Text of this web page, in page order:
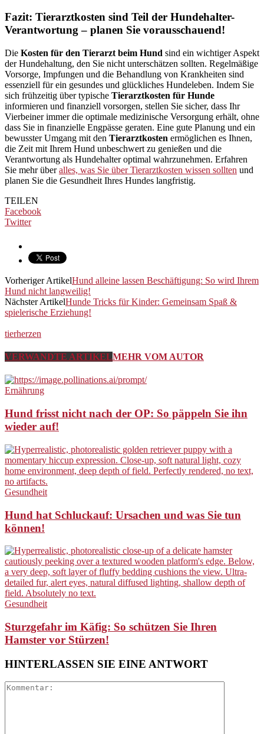
Fazit: Tierarztkosten sind Teil der Hundehalter-
Verantwortung – planen Sie vorausschauend!
Die Kosten für den Tierarzt beim Hund sind ein wichtiger Aspekt
der Hundehaltung, den Sie nicht unterschätzen sollten. Regelmäßige
Vorsorge, Impfungen und die Behandlung von Krankheiten sind
essenziell für ein gesundes und glückliches Hundeleben. Indem Sie
sich frühzeitig über typische Tierarztkosten für Hunde
informieren und finanziell vorsorgen, stellen Sie sicher, dass Ihr
Vierbeiner immer die optimale medizinische Versorgung erhält, ohne
dass Sie in finanzielle Engpässe geraten. Eine gute Planung und ein
bewusster Umgang mit den Tierarztkosten ermöglichen es Ihnen,
die Zeit mit Ihrem Hund unbeschwert zu genießen und die
Verantwortung als Hundehalter optimal wahrzunehmen. Erfahren
Sie mehr überalles, was Sie über Tierarztkosten wissen sollten und
planen Sie die Gesundheit Ihres Hundes langfristig.
TEILEN
Facebook
Twitter
Vorheriger ArtikelHund alleine lassen Beschäftigung: So wird Ihrem
Hund nicht langweilig!
Nächster ArtikelHunde Tricks für Kinder: Gemeinsam Spaß &
spielerische Erziehung!
tierherzen
VERWANDTE ARTIKELMEHR VOM AUTOR
Ernährung
Hund frisst nicht nach der OP: So päppeln Sie ihn
wieder auf!
Gesundheit
Hund hat Schluckauf: Ursachen und was Sie tun
können!
Gesundheit
Sturzgefahr im Käfig: So schützen Sie Ihren
Hamster vor Stürzen!
HINTERLASSEN SIE EINE ANTWORT